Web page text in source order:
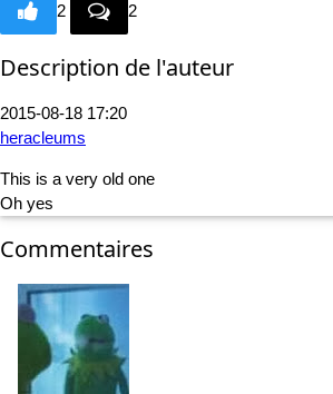
2 2
Description de l'auteur
2015-08-18 17:20
heracleums
This is a very old one
Oh yes
Commentaires